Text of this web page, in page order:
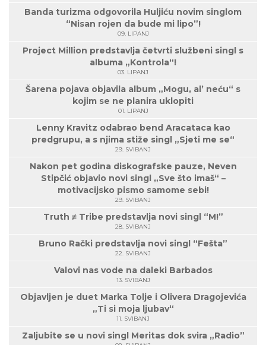
Banda turizma odgovorila Huljiću novim singlom
“Nisan rojen da bude mi lipo”!
09. LIPANJ
Project Million predstavlja četvrti službeni singl s
albuma „Kontrola“!
03. LIPANJ
Šarena pojava objavila album „Mogu, al’ neću“ s
kojim se ne planira uklopiti
01. LIPANJ
Lenny Kravitz odabrao bend Aracataca kao
predgrupu, a s njima stiže singl „Sjeti me se“
29. SVIBANJ
Nakon pet godina diskografske pauze, Neven
Stipčić objavio novi singl „Sve što imaš“ –
motivacijsko pismo samome sebi!
29. SVIBANJ
Truth ≠ Tribe predstavlja novi singl “M!”
28. SVIBANJ
Bruno Rački predstavlja novi singl “Fešta”
22. SVIBANJ
Valovi nas vode na daleki Barbados
13. SVIBANJ
Objavljen je duet Marka Tolje i Olivera Dragojevića
„Ti si moja ljubav“
11. SVIBANJ
Zaljubite se u novi singl Meritas dok svira „Radio”